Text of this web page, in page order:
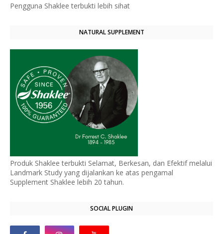
Pengguna Shaklee terbukti lebih sihat
NATURAL SUPPLEMENT
Produk Shaklee terbukti Selamat, Berkesan, dan Efektif melalui
Landmark Study yang dijalankan ke atas pengamal
Supplement Shaklee lebih 20 tahun.
SOCIAL PLUGIN